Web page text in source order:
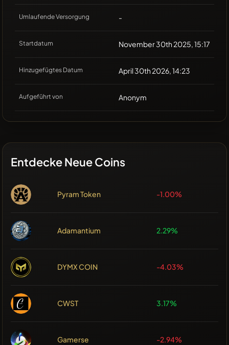
Umlaufende Versorgung -
Startdatum November 30th 2025, 15:17
Hinzugefügtes Datum April 30th 2026, 14:23
Aufgeführt von Anonym
Entdecke Neue Coins
Pyram Token -1.00%
Adamantium 2.29%
DYMX COIN -4.03%
CWST 3.17%
Gamerse -2.94%